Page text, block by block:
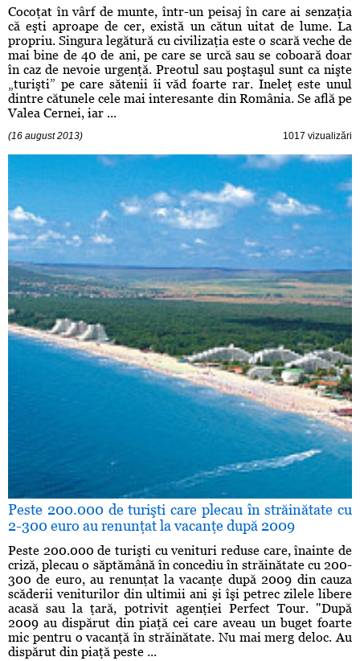
Cocoţat în vârf de munte, într-un peisaj în care ai senzaţia
că eşti aproape de cer, există un cătun uitat de lume. La
propriu. Singura legătură cu civilizaţia este o scară veche de
mai bine de 40 de ani, pe care se urcă sau se coboară doar
în caz de nevoie urgenţă. Preotul sau poştaşul sunt ca nişte
„turişti” pe care sătenii îi văd foarte rar. Ineleţ este unul
dintre cătunele cele mai interesante din România. Se află pe
Valea Cernei, iar ...
(16 august 2013) 1017 vizualizări
Peste 200.000 de turişti care plecau în străinătate cu
2-300 euro au renunţat la vacanţe după 2009
Peste 200.000 de turişti cu venituri reduse care, înainte de
criză, plecau o săptămână în concediu în străinătate cu 200-
300 de euro, au renunţat la vacanţe după 2009 din cauza
scăderii veniturilor din ultimii ani şi îşi petrec zilele libere
acasă sau la ţară, potrivit agenţiei Perfect Tour. "După
2009 au dispărut din piaţă cei care aveau un buget foarte
mic pentru o vacanţă în străinătate. Nu mai merg deloc. Au
dispărut din piaţă peste ...